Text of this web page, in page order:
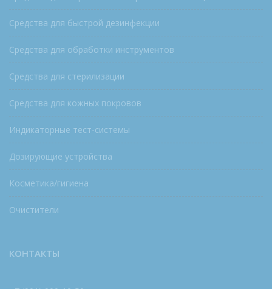
Средства для быстрой дезинфекции
Средства для обработки инструментов
Средства для стерилизации
Средства для кожных покровов
Индикаторные тест-системы
Дозирующие устройства
Косметика/гигиена
Очистители
КОНТАКТЫ